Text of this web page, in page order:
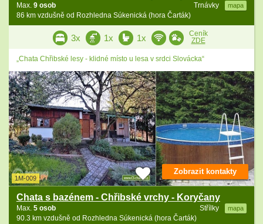
Trnávky mapa
Max. 9 osob
86 km vzdušně od Rozhledna Súkenická (hora Čarták)
3x 1x 1x
Ceník
ZDE
„Chata Chřibské lesy - klidné místo u lesa v srdci Slovácka“
1M-009
Chata s bazénem - Chřibské vrchy - Koryčany
Střílky mapa
Max. 5 osob
90.3 km vzdušně od Rozhledna Súkenická (hora Čarták)
Zobrazit kontakty